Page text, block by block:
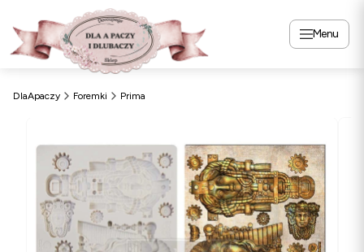
Menu
DlaApaczy Foremki Prima